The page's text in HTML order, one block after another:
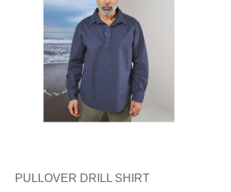
PULLOVER DRILL SHIRT